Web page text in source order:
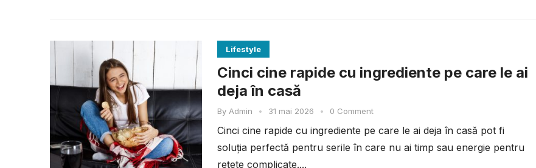
Lifestyle
Cinci cine rapide cu ingrediente pe care le ai
deja în casă
By Admin • 31 mai 2026 • 0 Comment
Cinci cine rapide cu ingrediente pe care le ai deja în casă pot fi
soluția perfectă pentru serile în care nu ai timp sau energie pentru
rețete complicate....